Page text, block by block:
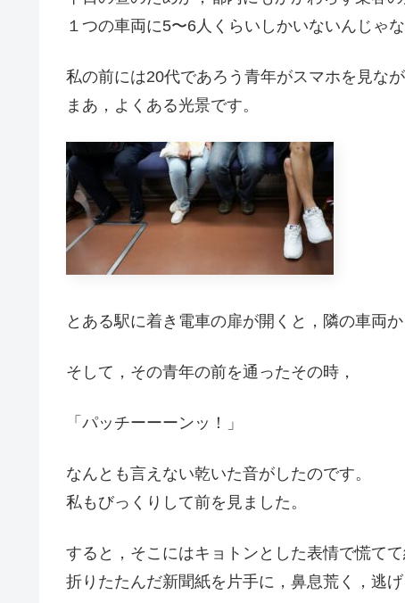
１つの車両に5〜6人くらいしかいないんじゃ
私の前には20代であろう青年がスマホを見な
まあ，よくある光景です。
とある駅に着き電車の扉が開くと，隣の車両
そして，その青年の前を通ったその時，
「パッチーーーンッ！」
なんとも言えない乾いた音がしたのです。
私もびっくりして前を見ました。
すると，そこにはキョトンとした表情で慌て
折りたたんだ新聞紙を片手に，鼻息荒く，逃